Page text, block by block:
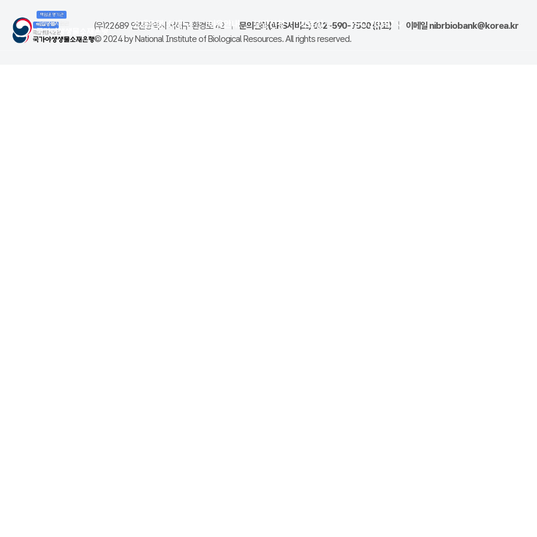
소재은행 소개 이용안내 분양신청 자료실 ISO 20387
(우)22689 인천광역시 서해구 환경로 42 | 문의전화(ARS서비스) 032-590-7500 (유료) | 이메일 nibrbiobank@korea.kr
© 2024 by National Institute of Biological Resources. All rights reserved.